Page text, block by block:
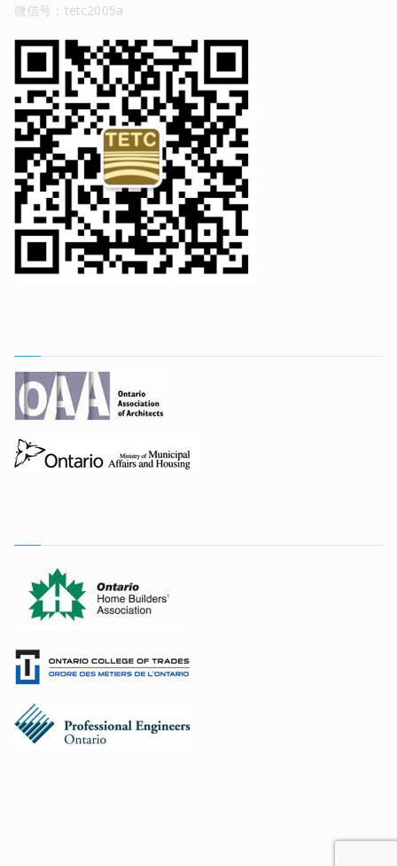
微信号：tetc2005a